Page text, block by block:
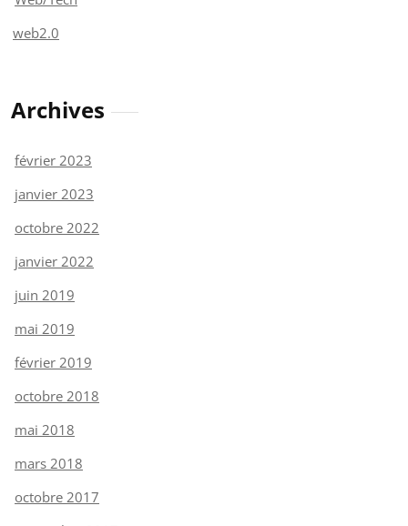
web2.0
Archives
février 2023
janvier 2023
octobre 2022
janvier 2022
juin 2019
mai 2019
février 2019
octobre 2018
mai 2018
mars 2018
octobre 2017